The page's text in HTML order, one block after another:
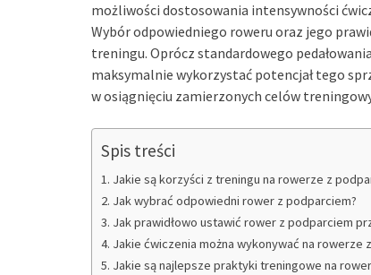
możliwości dostosowania intensywności
Wybór odpowiedniego roweru oraz jego
treningu. Oprócz standardowego
maksymalnie wykorzystać potencjał tego
w osiągnięciu zamierzonych celów
Spis treści
Jakie są korzyści z treningu na rowerze z
Jak wybrać odpowiedni rower z podparciem?
Jak prawidłowo ustawić rower z podparciem
Jakie ćwiczenia można wykonywać na rowerze
Jakie są najlepsze praktyki treningowe na